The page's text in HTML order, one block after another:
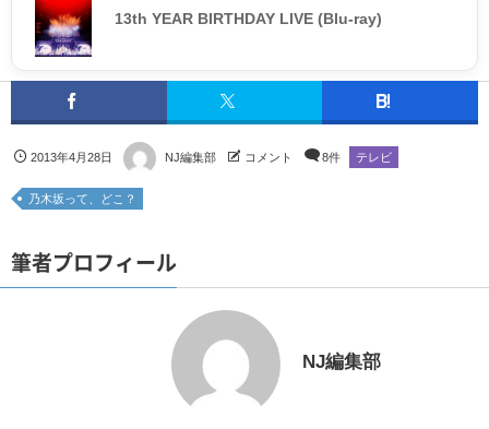
13th YEAR BIRTHDAY LIVE (Blu-ray)
2013年4月28日 NJ編集部 コメント 8件 テレビ
乃木坂って、どこ？
筆者プロフィール
NJ編集部